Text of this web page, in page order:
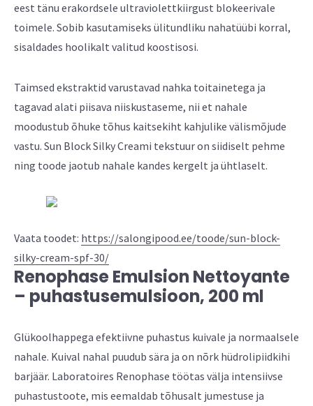
eest tänu erakordsele ultraviolettkiirgust blokeerivale
toimele. Sobib kasutamiseks ülitundliku nahatüübi korral,
sisaldades hoolikalt valitud koostisosi.
Taimsed ekstraktid varustavad nahka toitainetega ja
tagavad alati piisava niiskustaseme, nii et nahale
moodustub õhuke tõhus kaitsekiht kahjulike välismõjude
vastu. Sun Block Silky Creami tekstuur on siidiselt pehme
ning toode jaotub nahale kandes kergelt ja ühtlaselt.
Vaata toodet: https://salongipood.ee/toode/sun-block-
silky-cream-spf-30/
Renophase Emulsion Nettoyante
– puhastusemulsioon, 200 ml
Glükoolhappega efektiivne puhastus kuivale ja normaalsele
nahale. Kuival nahal puudub sära ja on nõrk hüdrolipiidkihi
barjäär. Laboratoires Renophase töötas välja intensiivse
puhastustoote, mis eemaldab tõhusalt jumestuse ja